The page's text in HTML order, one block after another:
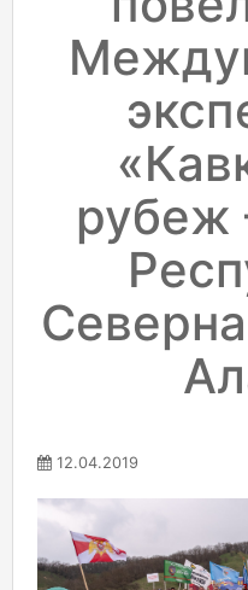
рубеж
12.04.2019